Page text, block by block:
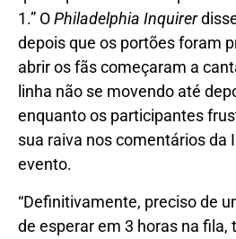
1.” OPhiladelphia Inquirer
depois que os portões foram
abrir os fãs começaram a
linha não se movendo até
enquanto os participantes
sua raiva nos comentários da
evento.
“Definitivamente, preciso de
de esperar em 3 horas na fila,